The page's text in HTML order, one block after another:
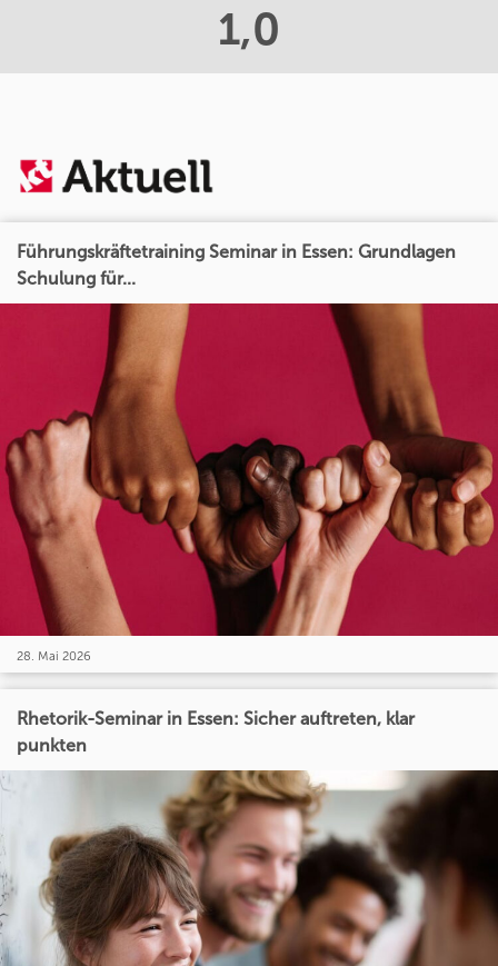
1,0
Führungskräftetraining Seminar in Essen: Grundlagen
Schulung für...
28. Mai 2026
Rhetorik-Seminar in Essen: Sicher auftreten, klar
punkten